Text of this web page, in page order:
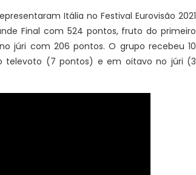
Itália no Festival Eurovisão 2021
Final com 524 pontos, fruto do primeiro
júri com 206 pontos. O grupo recebeu 10
televoto (7 pontos) e em oitavo no júri (3